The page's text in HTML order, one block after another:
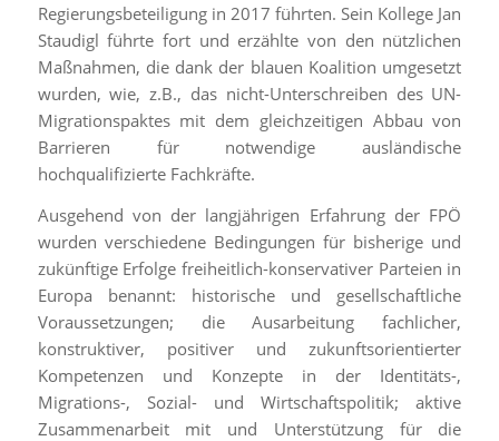
Regierungsbeteiligung in 2017 führten. Sein Kollege Jan
Staudigl führte fort und erzählte von den nützlichen
Maßnahmen, die dank der blauen Koalition umgesetzt
wurden, wie, z.B., das nicht-Unterschreiben des UN-
Migrationspaktes mit dem gleichzeitigen Abbau von
Barrieren für notwendige ausländische
hochqualifizierte Fachkräfte.
Ausgehend von der langjährigen Erfahrung der FPÖ
wurden verschiedene Bedingungen für bisherige und
zukünftige Erfolge freiheitlich-konservativer Parteien in
Europa benannt: historische und gesellschaftliche
Voraussetzungen; die Ausarbeitung fachlicher,
konstruktiver, positiver und zukunftsorientierter
Kompetenzen und Konzepte in der Identitäts-,
Migrations-, Sozial- und Wirtschaftspolitik; aktive
Zusammenarbeit mit und Unterstützung für die